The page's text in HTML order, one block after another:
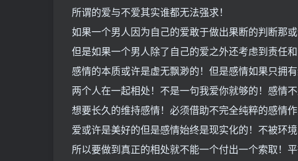
所谓的爱与不爱其实谁都无法强求！
如果一个男人因为自己的爱敢于做出果断的判断那
但是如果一个男人除了自己的爱之外还考虑到责任
感情的本质或许是虚无飘渺的！但是感情如果只拥
两个人在一起相处！不是一句我爱你就够的！感情
想要长久的维持感情！必须借助不完全纯粹的感情
爱或许是美好的但是感情始终是现实化的！不被环
所以要做到真正的相处就不能一个付出一个索取！